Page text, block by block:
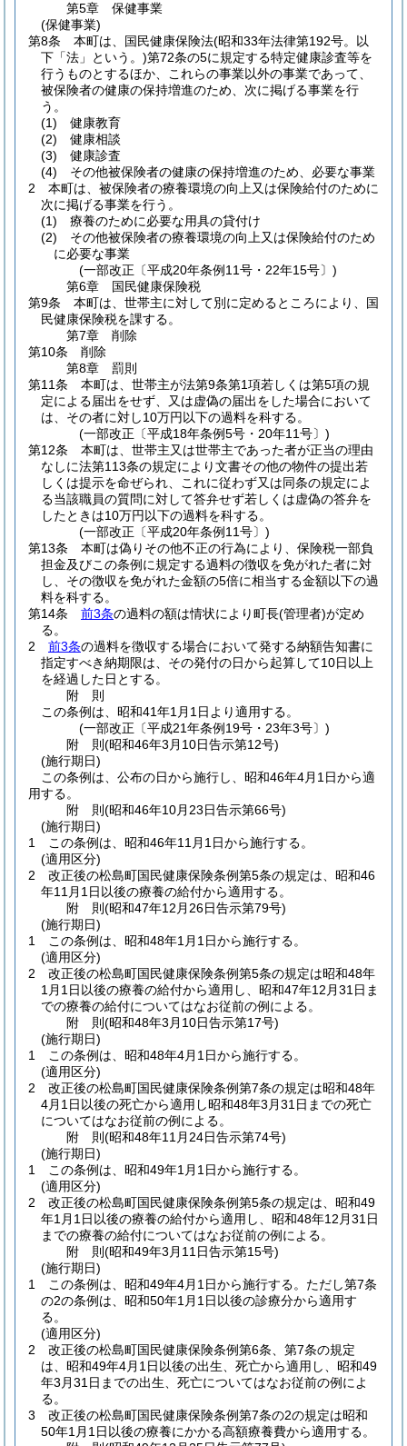
第5章
保健事業
(保健事業)
第8条
本町は、国民健康保険法(昭和33年法律第192号。以
下「法」という。)第72条の5に規定する特定健康診査等を
行うものとするほか、これらの事業以外の事業であって、
被保険者の健康の保持増進のため、次に掲げる事業を行
う。
(1)
健康教育
(2)
健康相談
(3)
健康診査
(4)
その他被保険者の健康の保持増進のため、必要な事業
2
本町は、被保険者の療養環境の向上又は保険給付のために
次に掲げる事業を行う。
(1)
療養のために必要な用具の貸付け
(2)
その他被保険者の療養環境の向上又は保険給付のため
に必要な事業
(一部改正〔平成20年条例11号・22年15号〕)
第6章
国民健康保険税
第9条
本町は、世帯主に対して別に定めるところにより、国
民健康保険税を課する。
第7章
削除
第10条
削除
第8章
罰則
第11条
本町は、世帯主が法第9条第1項若しくは第5項の規
定による届出をせず、又は虚偽の届出をした場合において
は、その者に対し10万円以下の過料を科する。
(一部改正〔平成18年条例5号・20年11号〕)
第12条
本町は、世帯主又は世帯主であった者が正当の理由
なしに法第113条の規定により文書その他の物件の提出若
しくは提示を命ぜられ、これに従わず又は同条の規定によ
る当該職員の質問に対して答弁せず若しくは虚偽の答弁を
したときは10万円以下の過料を科する。
(一部改正〔平成20年条例11号〕)
第13条
本町は偽りその他不正の行為により、保険税一部負
担金及びこの条例に規定する過料の徴収を免がれた者に対
し、その徴収を免がれた金額の5倍に相当する金額以下の過
料を科する。
第14条
前3条の過料の額は情状により町長(管理者)が定め
る。
2
前3条の過料を徴収する場合において発する納額告知書に
指定すべき納期限は、その発付の日から起算して10日以上
を経過した日とする。
附 則
この条例は、昭和41年1月1日より適用する。
(一部改正〔平成21年条例19号・23年3号〕)
附 則(昭和46年3月10日告示第12号)
(施行期日)
この条例は、公布の日から施行し、昭和46年4月1日から適
用する。
附 則(昭和46年10月23日告示第66号)
(施行期日)
1
この条例は、昭和46年11月1日から施行する。
(適用区分)
2
改正後の松島町国民健康保険条例第5条の規定は、昭和46
年11月1日以後の療養の給付から適用する。
附 則(昭和47年12月26日告示第79号)
(施行期日)
1
この条例は、昭和48年1月1日から施行する。
(適用区分)
2
改正後の松島町国民健康保険条例第5条の規定は昭和48年
1月1日以後の療養の給付から適用し、昭和47年12月31日ま
での療養の給付についてはなお従前の例による。
附 則(昭和48年3月10日告示第17号)
(施行期日)
1
この条例は、昭和48年4月1日から施行する。
(適用区分)
2
改正後の松島町国民健康保険条例第7条の規定は昭和48年
4月1日以後の死亡から適用し昭和48年3月31日までの死亡
についてはなお従前の例による。
附 則(昭和48年11月24日告示第74号)
(施行期日)
1
この条例は、昭和49年1月1日から施行する。
(適用区分)
2
改正後の松島町国民健康保険条例第5条の規定は、昭和49
年1月1日以後の療養の給付から適用し、昭和48年12月31日
までの療養の給付についてはなお従前の例による。
附 則(昭和49年3月11日告示第15号)
(施行期日)
1
この条例は、昭和49年4月1日から施行する。 ただし第7条
の2の条例は、昭和50年1月1日以後の診療分から適用す
る。
(適用区分)
2
改正後の松島町国民健康保険条例第6条、第7条の規定
は、昭和49年4月1日以後の出生、死亡から適用し、昭和49
年3月31日までの出生、死亡についてはなお従前の例によ
る。
3
改正後の松島町国民健康保険条例第7条の2の規定は昭和
50年1月1日以後の療養にかかる高額療養費から適用する。